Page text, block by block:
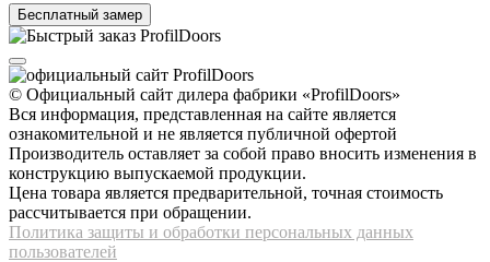
© Официальный сайт дилера фабрики «ProfilDoors»
Вся информация, представленная на сайте является
ознакомительной и не является публичной офертой
Производитель оставляет за собой право вносить изменения в
конструкцию выпускаемой продукции.
Цена товара является предварительной, точная стоимость
рассчитывается при обращении.
Политика защиты и обработки персональных данных
пользователей